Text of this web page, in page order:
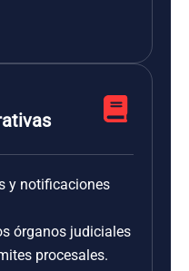
y notificaciones
órganos judiciales
procesales.